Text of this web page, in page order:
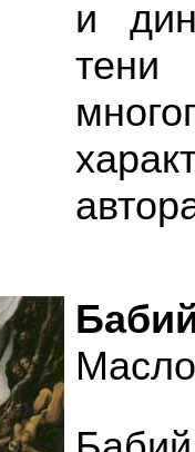
и
тени